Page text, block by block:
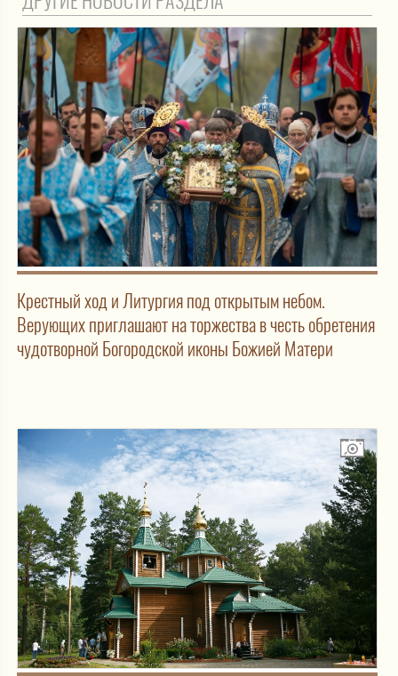
Крестный ход и Литургия под открытым небом.
Верующих приглашают на торжества в честь обретения
чудотворной Богородской иконы Божией Матери